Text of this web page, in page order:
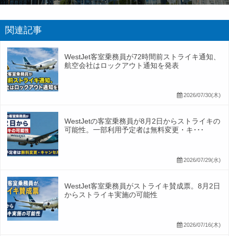
関連記事
WestJet客室乗務員が72時間前ストライキ通知、
航空会社はロックアウト通知を発表
2026/07/30(木)
WestJetの客室乗務員が8月2日からストライキの
可能性。一部利用予定者は無料変更・キ･･･
2026/07/29(水)
WestJet客室乗務員がストライキ賛成票。8月2日
からストライキ実施の可能性
2026/07/16(木)